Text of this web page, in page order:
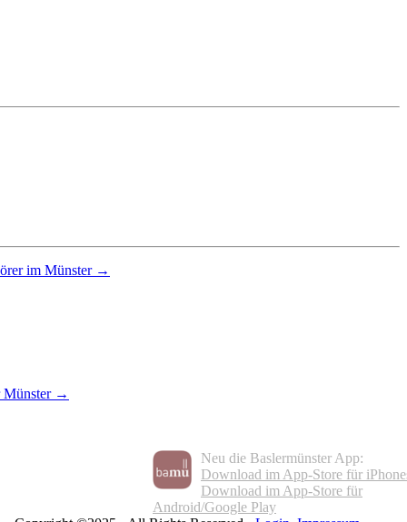
im Münster →
Münster →
Neu die Baslermünster App:
Download im App-Store für
Download im App-Store für
Android/Google Play